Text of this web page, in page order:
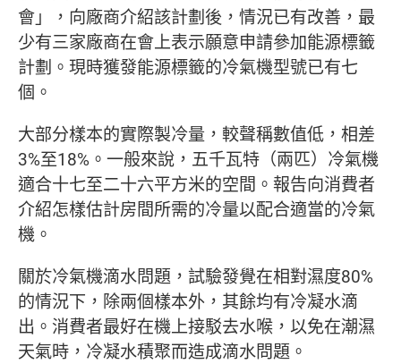
會」，向廠商介紹該計劃後，情況已有改善，最
少有三家廠商在會上表示願意申請參加能源標籤
計劃。現時獲發能源標籤的冷氣機型號已有七
個。
大部分樣本的實際製冷量，較聲稱數值低，相差
3%至18%。一般來說，五千瓦特（兩匹）冷氣機
適合十七至二十六平方米的空間。報告向消費者
介紹怎樣估計房間所需的冷量以配合適當的冷氣
機。
關於冷氣機滴水問題，試驗發覺在相對濕度80%
的情況下，除兩個樣本外，其餘均有冷凝水滴
出。消費者最好在機上接駁去水喉，以免在潮濕
天氣時，冷凝水積聚而造成滴水問題。